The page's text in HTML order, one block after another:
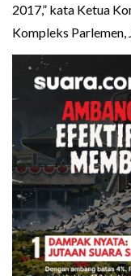
2017,” kata Ketua
Kompleks Parlemen,